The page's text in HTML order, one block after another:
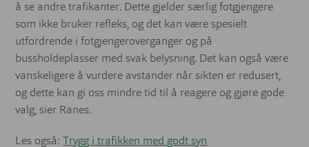
å se andre trafikanter. Dette gjelder særlig fotgjengere
som ikke bruker refleks, og det kan være spesielt
utfordrende i fotgjengeroverganger og på
bussholdeplasser med svak belysning. Det kan også være
vanskeligere å vurdere avstander når sikten er redusert,
og dette kan gi oss mindre tid til å reagere og gjøre gode
valg, sier Ranes.
Les også: Trygg i trafikken med godt syn